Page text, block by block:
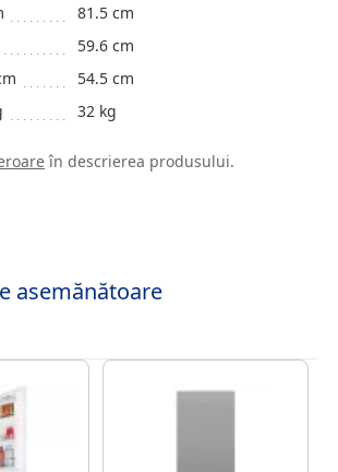
81.5 cm
59.6 cm
54.5 cm
32 kg
în descrierea produsului.
asemănătoare